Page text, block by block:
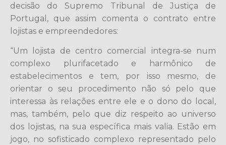
decisão do Supremo Tribunal de Justiça de
Portugal, que assim comenta o contrato entre
lojistas e empreendedores:
“Um lojista de centro comercial integra-se num
complexo plurifacetado e harmônico de
estabelecimentos e tem, por isso mesmo, de
orientar o seu procedimento não só pelo que
interessa às relações entre ele e o dono do local,
mas, também, pelo que diz respeito ao universo
dos lojistas, na sua específica mais valia. Estão em
jogo, no sofisticado complexo representado pelo